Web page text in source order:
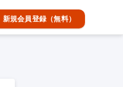
新規会員登録（無料）